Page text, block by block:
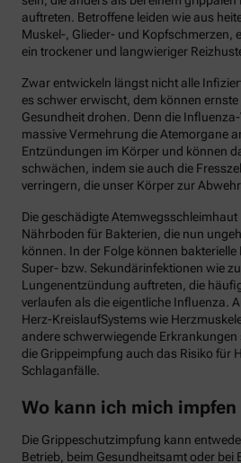
auftreten. Betroffene leiden wie aus
Muskel-, Glieder- und Kopfschmerzen,
ein trockener und langwieriger
Zwar entwickeln längst nicht alle
es schwer erwischt, dem können
Gesundheit drohen. Denn die
massive Vermehrung die Atemorgane
Entzündungen im Körper und können
schwächen, indem sie auch die
verringern, die unser Körper zur
Die geschädigte Atemwegsschleimhaut
Nährboden für Bakterien, die nun
können. In der Folge können
Super- bzw. Sekundärinfektionen wie
Lungenentzündung auftreten, die
verlaufen als die eigentliche Influenza.
Herz-KreislaufSystems wie
andere schwerwiegende
die Grippeimpfung auch das Risiko für
Schlaganfälle.
Wo kann ich mich impfen
Die Grippeschutzimpfung kann
Betrieb, beim Gesundheitsamt oder bei